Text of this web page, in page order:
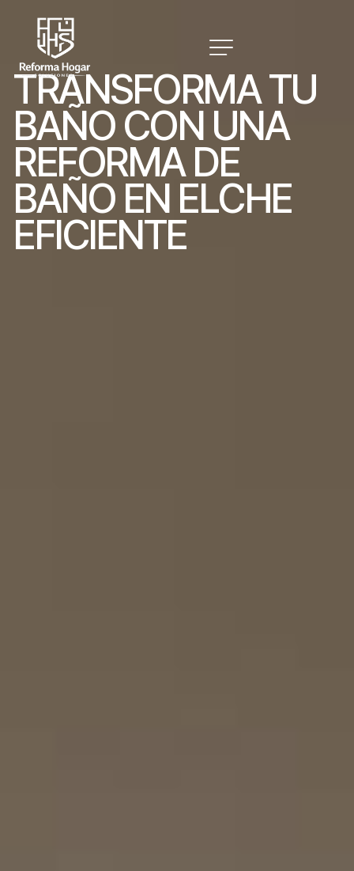
TRANSFORMATU
BAÑO CON UNA
REFORMA DE
BAÑO EN ELCHE
EFICIENTE